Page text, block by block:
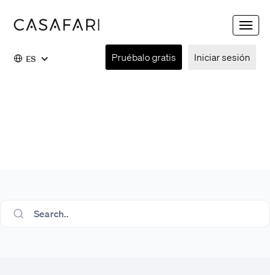
Toggle
ES Iniciar sesión
Pruébalo gratis
Search..